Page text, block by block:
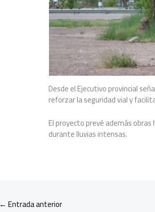
Desde el Ejecutivo provincial
reforzar la seguridad vial y
El proyecto prevé además
durante lluvias intensas.
← Entrada anterior